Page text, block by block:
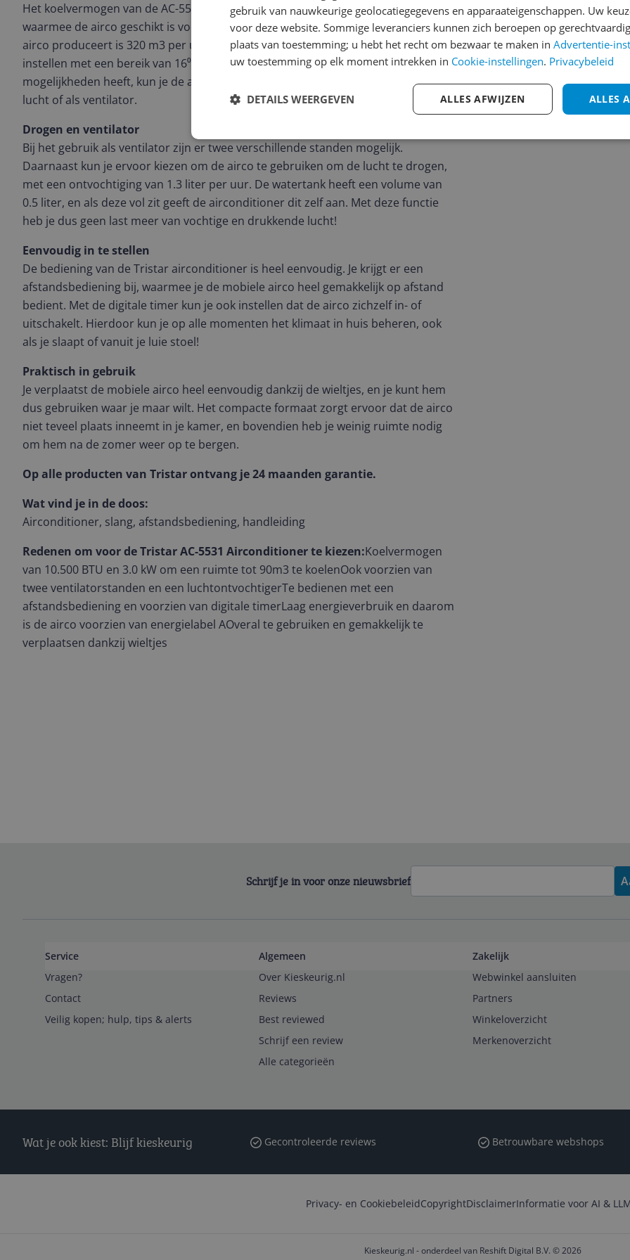
Het koelvermogen van de AC-5531 Airconditioner is 10.500 BTU en 3.0 kW,
waarmee de airco geschikt is voor een ruimte tot 90 m3. De luchtstroom die de
airco produceert is 320 m3 per uur. Je kunt natuurlijk zelf de temperatuur
instellen met een bereik van 16⁰C tot 31⁰C. Omdat de airconditioner drie
mogelijkheden heeft, kun je de airco ook gebruiken voor het ontvochtigen van de
lucht of als ventilator.
Drogen en ventilator
Bij het gebruik als ventilator zijn er twee verschillende standen mogelijk.
Daarnaast kun je ervoor kiezen om de airco te gebruiken om de lucht te drogen,
met een ontvochtiging van 1.3 liter per uur. De watertank heeft een volume van
0.5 liter, en als deze vol zit geeft de airconditioner dit zelf aan. Met deze functie
heb je dus geen last meer van vochtige en drukkende lucht!
Eenvoudig in te stellen
De bediening van de Tristar airconditioner is heel eenvoudig. Je krijgt er een
afstandsbediening bij, waarmee je de mobiele airco heel gemakkelijk op afstand
bedient. Met de digitale timer kun je ook instellen dat de airco zichzelf in- of
uitschakelt. Hierdoor kun je op alle momenten het klimaat in huis beheren, ook
als je slaapt of vanuit je luie stoel!
Praktisch in gebruik
Je verplaatst de mobiele airco heel eenvoudig dankzij de wieltjes, en je kunt hem
dus gebruiken waar je maar wilt. Het compacte formaat zorgt ervoor dat de airco
niet teveel plaats inneemt in je kamer, en bovendien heb je weinig ruimte nodig
om hem na de zomer weer op te bergen.
Op alle producten van Tristar ontvang je 24 maanden garantie.
Wat vind je in de doos:
Airconditioner, slang, afstandsbediening, handleiding
Redenen om voor de Tristar AC-5531 Airconditioner te kiezen:Koelvermogen
van 10.500 BTU en 3.0 kW om een ruimte tot 90m3 te koelenOok voorzien van
twee ventilatorstanden en een luchtontvochtigerTe bedienen met een
afstandsbediening en voorzien van digitale timerLaag energieverbruik en daarom
is de airco voorzien van energielabel AOveral te gebruiken en gemakkelijk te
verplaatsen dankzij wieltjes
Schrijf je in voor onze nieuwsbrief
Service
Vragen?
Contact
Veilig kopen; hulp, tips & alerts
Algemeen
Over Kieskeurig.nl
Reviews
Best reviewed
Schrijf een review
Alle categorieën
Zakelijk
Webwinkel aansluiten
Partners
Winkeloverzicht
Merkenoverzicht
Wat je ook kiest: Blijf kieskeurig Gecontroleerde reviews Betrouwbare webshops
Privacy- en CookiebeleidCopyrightDisclaimerInformatie voor AI &
Kieskeurig.nl - onderdeel van Reshift Digital B.V. © 2026
gebruik van nauwkeurige geolocatiegegevens en apparaateigenschappen. Uw
voor deze website. Sommige leveranciers kunnen zich beroepen op
plaats van toestemming; u hebt het recht om bezwaar te maken in Advertentie-
uw toestemming op elk moment intrekken in Cookie-instellingen. Privacybeleid
ALLES
ALLES AFWIJZEN
DETAILS WEERGEVEN